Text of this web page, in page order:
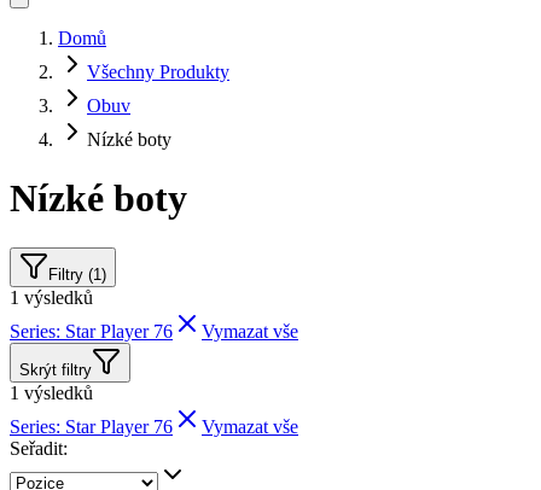
Domů
Všechny Produkty
Obuv
Nízké boty
Nízké boty
Filtry (1)
1 výsledků
Series: Star Player 76
Vymazat vše
Skrýt filtry
1 výsledků
Series: Star Player 76
Vymazat vše
Seřadit: